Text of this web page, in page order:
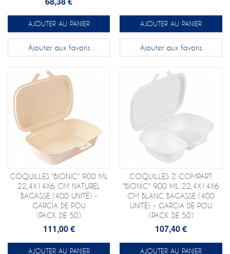
AJOUTER AU PANIER
Ajouter aux favoris
AJOUTER AU PANIER
Ajouter aux favoris
COQUILLES "BIONIC" 900 ML
22,4X14X6 CM NATUREL
BAGASSE (400 UNITÉ) -
GARCIA DE POU
(PACK DE 50)
111,00 €
AJOUTER AU PANIER
COQUILLES 2 COMPART.
"BIONIC" 900 ML 22,4X14X6
CM BLANC BAGASSE (400
UNITÉ) - GARCIA DE POU
(PACK DE 50)
107,40 €
AJOUTER AU PANIER